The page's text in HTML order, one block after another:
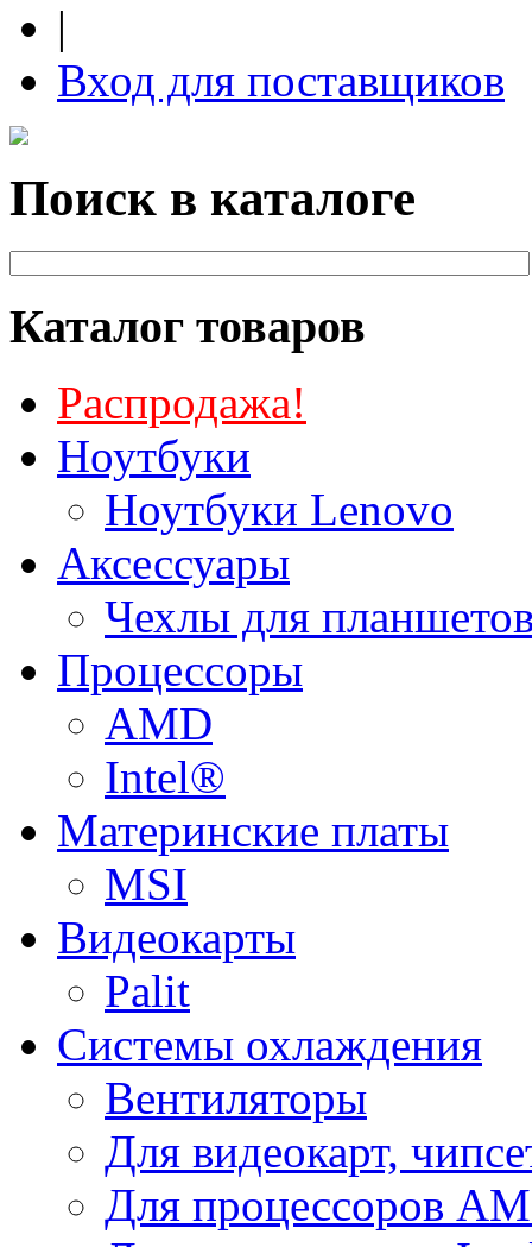
|
Вход для поставщиков
Поиск в каталоге
Каталог товаров
Распродажа!
Ноутбуки
Ноутбуки Lenovo
Аксессуары
Чехлы для
Процессоры
AMD
Intel®
Материнские платы
MSI
Видеокарты
Palit
Системы охлаждения
Вентиляторы
Для видеокарт,
Для процессоров